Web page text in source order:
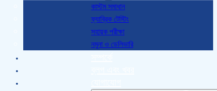
কাস্টম সমাধান
ফ্যাব্রিক টেস্টিং
সহায়ক পরীক্ষা
নমুনা ও ডেলিভারি